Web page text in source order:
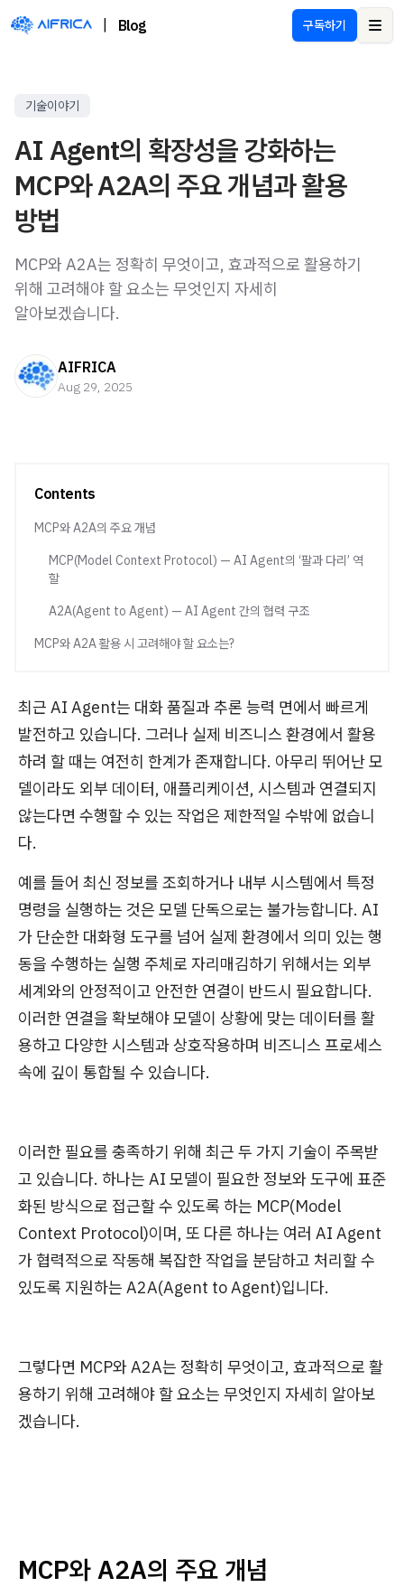
Blog 구독하기
기술이야기
AI Agent의 확장성을 강화하는
MCP와 A2A의 주요 개념과 활용
방법
MCP와 A2A는 정확히 무엇이고, 효과적으로 활용하기
위해 고려해야 할 요소는 무엇인지 자세히
알아보겠습니다.
AIFRICA
Aug 29, 2025
Contents
MCP와 A2A의 주요 개념
MCP(Model Context Protocol) — AI Agent의 ‘팔과 다리’ 역
할
A2A(Agent to Agent) — AI Agent 간의 협력 구조
MCP와 A2A 활용 시 고려해야 할 요소는?
최근 AI Agent는 대화 품질과 추론 능력 면에서 빠르게
발전하고 있습니다. 그러나 실제 비즈니스 환경에서 활용
하려 할 때는 여전히 한계가 존재합니다. 아무리 뛰어난 모
델이라도 외부 데이터, 애플리케이션, 시스템과 연결되지
않는다면 수행할 수 있는 작업은 제한적일 수밖에 없습니
다.
예를 들어 최신 정보를 조회하거나 내부 시스템에서 특정
명령을 실행하는 것은 모델 단독으로는 불가능합니다. AI
가 단순한 대화형 도구를 넘어 실제 환경에서 의미 있는 행
동을 수행하는 실행 주체로 자리매김하기 위해서는 외부
세계와의 안정적이고 안전한 연결이 반드시 필요합니다.
이러한 연결을 확보해야 모델이 상황에 맞는 데이터를 활
용하고 다양한 시스템과 상호작용하며 비즈니스 프로세스
속에 깊이 통합될 수 있습니다.
이러한 필요를 충족하기 위해 최근 두 가지 기술이 주목받
고 있습니다. 하나는 AI 모델이 필요한 정보와 도구에 표준
화된 방식으로 접근할 수 있도록 하는 MCP(Model
Context Protocol)이며, 또 다른 하나는 여러 AI Agent
가 협력적으로 작동해 복잡한 작업을 분담하고 처리할 수
있도록 지원하는 A2A(Agent to Agent)입니다.
그렇다면 MCP와 A2A는 정확히 무엇이고, 효과적으로 활
용하기 위해 고려해야 할 요소는 무엇인지 자세히 알아보
겠습니다.
MCP와 A2A의 주요 개념